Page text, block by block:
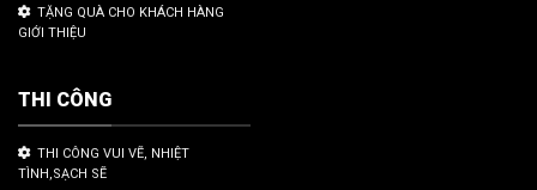
TẶNG QUÀ CHO KHÁCH HÀNG
GIỚI THIỆU
THI CÔNG
THI CÔNG VUI VẼ, NHIỆT
TÌNH,SẠCH SẼ